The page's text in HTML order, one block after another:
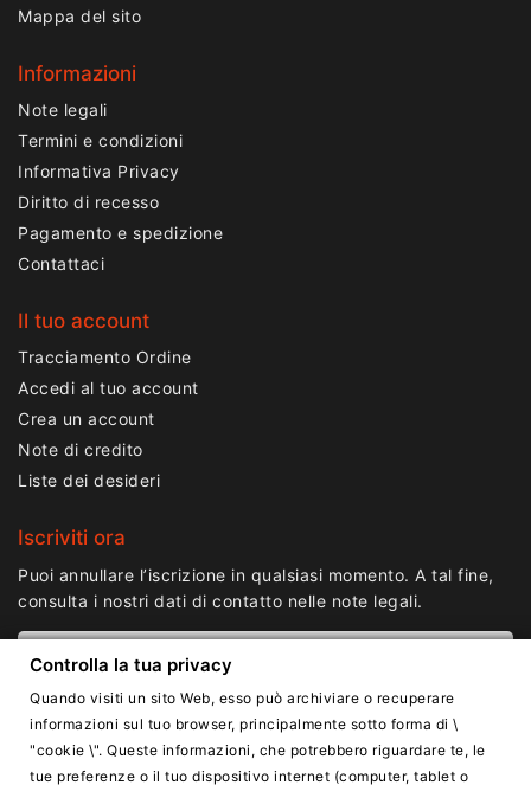
Mappa del sito
Informazioni
Note legali
Termini e condizioni
Informativa Privacy
Diritto di recesso
Pagamento e spedizione
Contattaci
Il tuo account
Tracciamento Ordine
Accedi al tuo account
Crea un account
Note di credito
Liste dei desideri
Iscriviti ora
Puoi annullare l’iscrizione in qualsiasi momento. A tal fine,
consulta i nostri dati di contatto nelle note legali.
Controlla la tua privacy
Quando visiti un sito Web, esso può archiviare o recuperare
informazioni sul tuo browser, principalmente sotto forma di \
"cookie \". Queste informazioni, che potrebbero riguardare te, le
tue preferenze o il tuo dispositivo internet (computer, tablet o